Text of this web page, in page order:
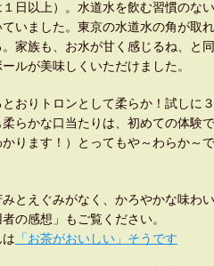
日以上）。水道水を飲む習慣のな
いました。東京の水道水の角が取
家族も、お水が甘く感じるね、と同
ルが美味しくいただけました。
おりトロンとして柔らか！試しに
らかな口当たりは、初めての体験で
ります！）とってもや～わらか～で
とえぐみがなく、かろやかな味わ
の感想」もご覧ください。
「お茶がおいしい」そうです